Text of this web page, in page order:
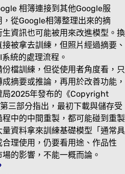
相簿連接到其他Google服
從Google相簿整理出來的摘
資訊也可能被用來改進模型。換
被拿去訓練，但照片經過摘要、
統的處理流程。
檔訓練，但從使用者角度看，只
摘要或推論，再用於改善功能，
局2025年發布的《Copyright
部分指出，最初下載與儲存受
中的中間重製，都可能碰到重製
資料拿來訓練基礎模型「通常具
理使用，仍要看用途、作品性
的影響，不能一概而論。